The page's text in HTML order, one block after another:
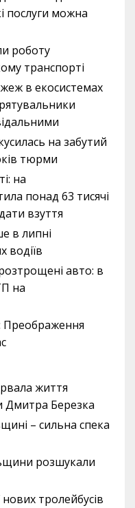
послуги можна
роботу
транспорті
в екосистемах
на забутий
тюрми
на
понад 63 тисячі
взуття
в липні
водіїв
авто: в
на
життя
Березка
– сильна спека
розшукали
тролейбусів